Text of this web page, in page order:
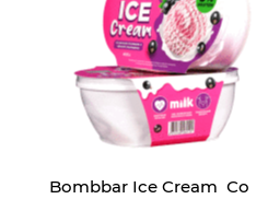
Bombbar Ice Cream Со